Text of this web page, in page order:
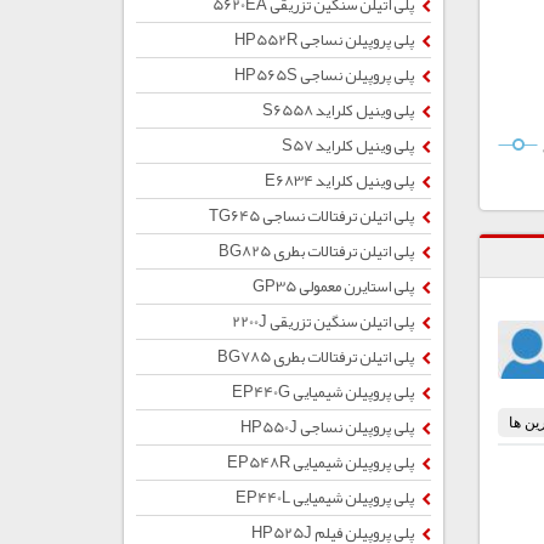
پلی پروپیلن نساجی HP552R
پلی پروپیلن نساجی HP565S
پلی وینیل کلراید S6558
پلی وینیل کلراید S57
پلی وینیل کلراید E6834
پلی اتیلن ترفتالات نساجی TG645
پلی اتیلن ترفتالات بطری BG825
پلی استایرن معمولی GP35
پلی اتیلن سنگین تزریقی 2200J
پلی اتیلن ترفتالات بطری BG785
پلی پروپیلن شیمیایی EP440G
پلی پروپیلن نساجی HP550J
پلی پروپیلن شیمیایی EP548R
پلی پروپیلن شیمیایی EP440L
پلی پروپیلن فیلم HP525J